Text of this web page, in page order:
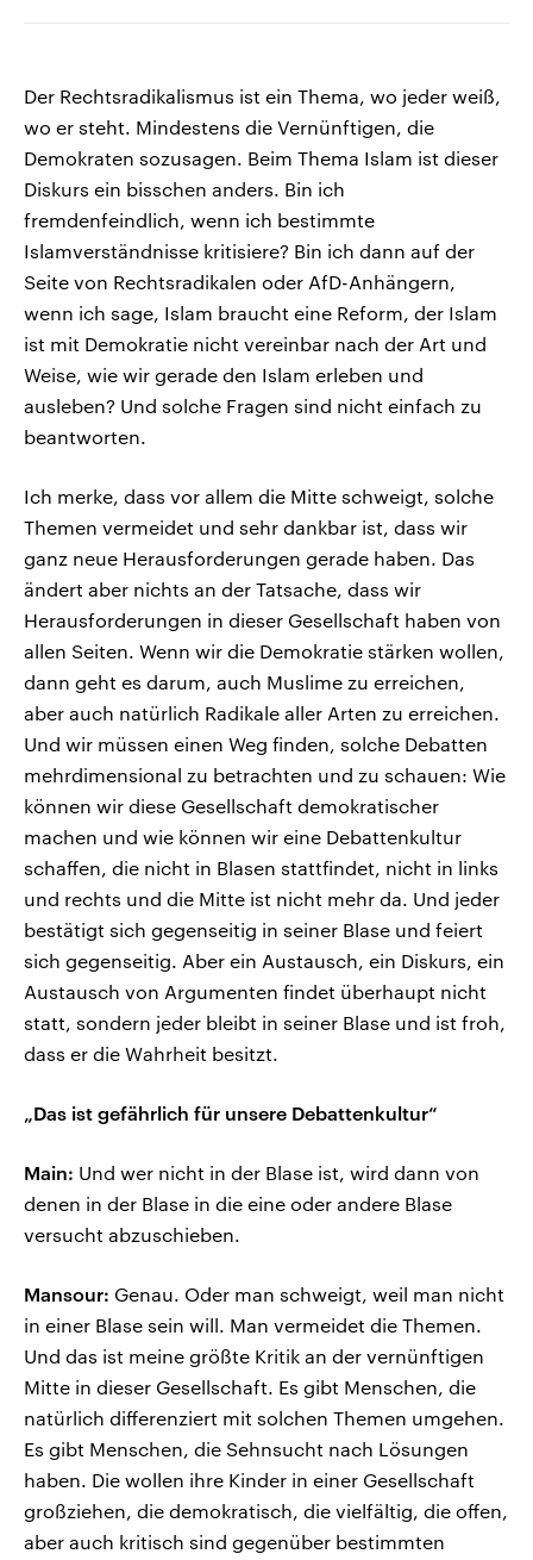
Der Rechtsradikalismus ist ein Thema, wo jeder weiß,
wo er steht. Mindestens die Vernünftigen, die
Demokraten sozusagen. Beim Thema Islam ist dieser
Diskurs ein bisschen anders. Bin ich
fremdenfeindlich, wenn ich bestimmte
Islamverständnisse kritisiere? Bin ich dann auf der
Seite von Rechtsradikalen oder AfD-Anhängern,
wenn ich sage, Islam braucht eine Reform, der Islam
ist mit Demokratie nicht vereinbar nach der Art und
Weise, wie wir gerade den Islam erleben und
ausleben? Und solche Fragen sind nicht einfach zu
beantworten.
Ich merke, dass vor allem die Mitte schweigt, solche
Themen vermeidet und sehr dankbar ist, dass wir
ganz neue Herausforderungen gerade haben. Das
ändert aber nichts an der Tatsache, dass wir
Herausforderungen in dieser Gesellschaft haben von
allen Seiten. Wenn wir die Demokratie stärken wollen,
dann geht es darum, auch Muslime zu erreichen,
aber auch natürlich Radikale aller Arten zu erreichen.
Und wir müssen einen Weg finden, solche Debatten
mehrdimensional zu betrachten und zu schauen: Wie
können wir diese Gesellschaft demokratischer
machen und wie können wir eine Debattenkultur
schaffen, die nicht in Blasen stattfindet, nicht in links
und rechts und die Mitte ist nicht mehr da. Und jeder
bestätigt sich gegenseitig in seiner Blase und feiert
sich gegenseitig. Aber ein Austausch, ein Diskurs, ein
Austausch von Argumenten findet überhaupt nicht
statt, sondern jeder bleibt in seiner Blase und ist froh,
dass er die Wahrheit besitzt.
„Das ist gefährlich für unsere Debattenkultur“
Main: Und wer nicht in der Blase ist, wird dann von
denen in der Blase in die eine oder andere Blase
versucht abzuschieben.
Mansour: Genau. Oder man schweigt, weil man nicht
in einer Blase sein will. Man vermeidet die Themen.
Und das ist meine größte Kritik an der vernünftigen
Mitte in dieser Gesellschaft. Es gibt Menschen, die
natürlich differenziert mit solchen Themen umgehen.
Es gibt Menschen, die Sehnsucht nach Lösungen
haben. Die wollen ihre Kinder in einer Gesellschaft
großziehen, die demokratisch, die vielfältig, die offen,
aber auch kritisch sind gegenüber bestimmten